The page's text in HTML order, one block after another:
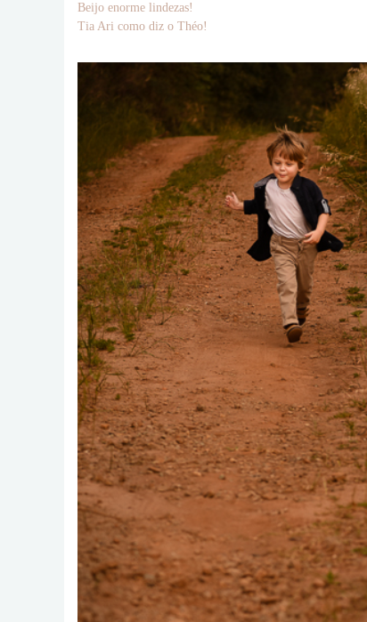
Beijo enorme lindezas!
Tia Ari como diz o Théo!